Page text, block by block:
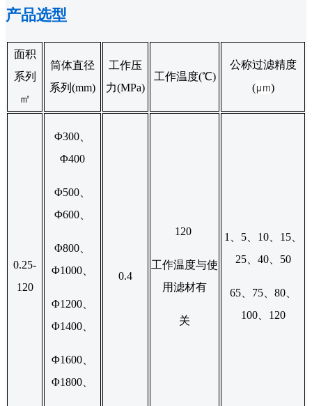
产品选型
面积
系列
㎡
筒体直径
系列(mm)
工作压
力(MPa)
工作温度(℃)
公称过滤精度
(μm)
0.25-
120
Φ300、
Φ400
Φ500、
Φ600、
Φ800、
Φ1000、
Φ1200、
Φ1400、
Φ1600、
Φ1800、
0.4
120
工作温度与使
用滤材有
关
1、5、10、15、
25、40、50
65、75、80、
100、120